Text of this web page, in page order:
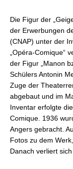
Die Figur der
der Erwerbungen
(CNAP) unter der
„Opéra-Comique“
der Figur „Manon
Schülers Antonin
Zuge der
abgebaut und im
Inventar erfolgte
Comique. 1936
Angers gebracht.
Fotos zu dem
Danach verliert sich